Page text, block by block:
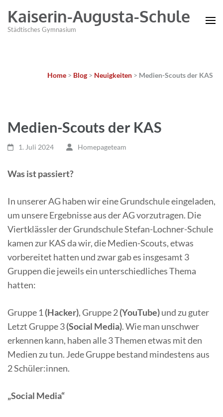
Kaiserin-Augusta-Schule
Städtisches Gymnasium
Home > Blog > Neuigkeiten > Medien-Scouts der KAS
Medien-Scouts der KAS
1. Juli 2024 Homepageteam
Was ist passiert?
In unserer AG haben wir eine Grundschule eingeladen,
um unsere Ergebnisse aus der AG vorzutragen. Die
Viertklässler der Grundschule Stefan-Lochner-Schule
kamen zur KAS da wir, die Medien-Scouts, etwas
vorbereitet hatten und zwar gab es insgesamt 3
Gruppen die jeweils ein unterschiedliches Thema
hatten:
Gruppe 1 (Hacker), Gruppe 2(YouTube)und zu guter
Letzt Gruppe 3(Social Media). Wie man unschwer
erkennen kann, haben alle 3 Themen etwas mit den
Medien zu tun. Jede Gruppe bestand mindestens aus
2 Schüler:innen.
„Social Media“